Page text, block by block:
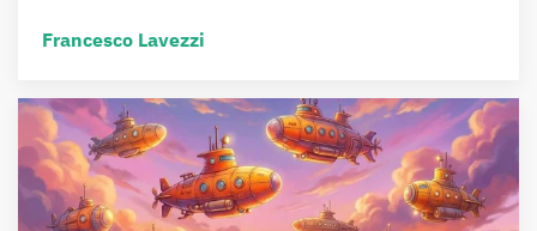
Francesco Lavezzi